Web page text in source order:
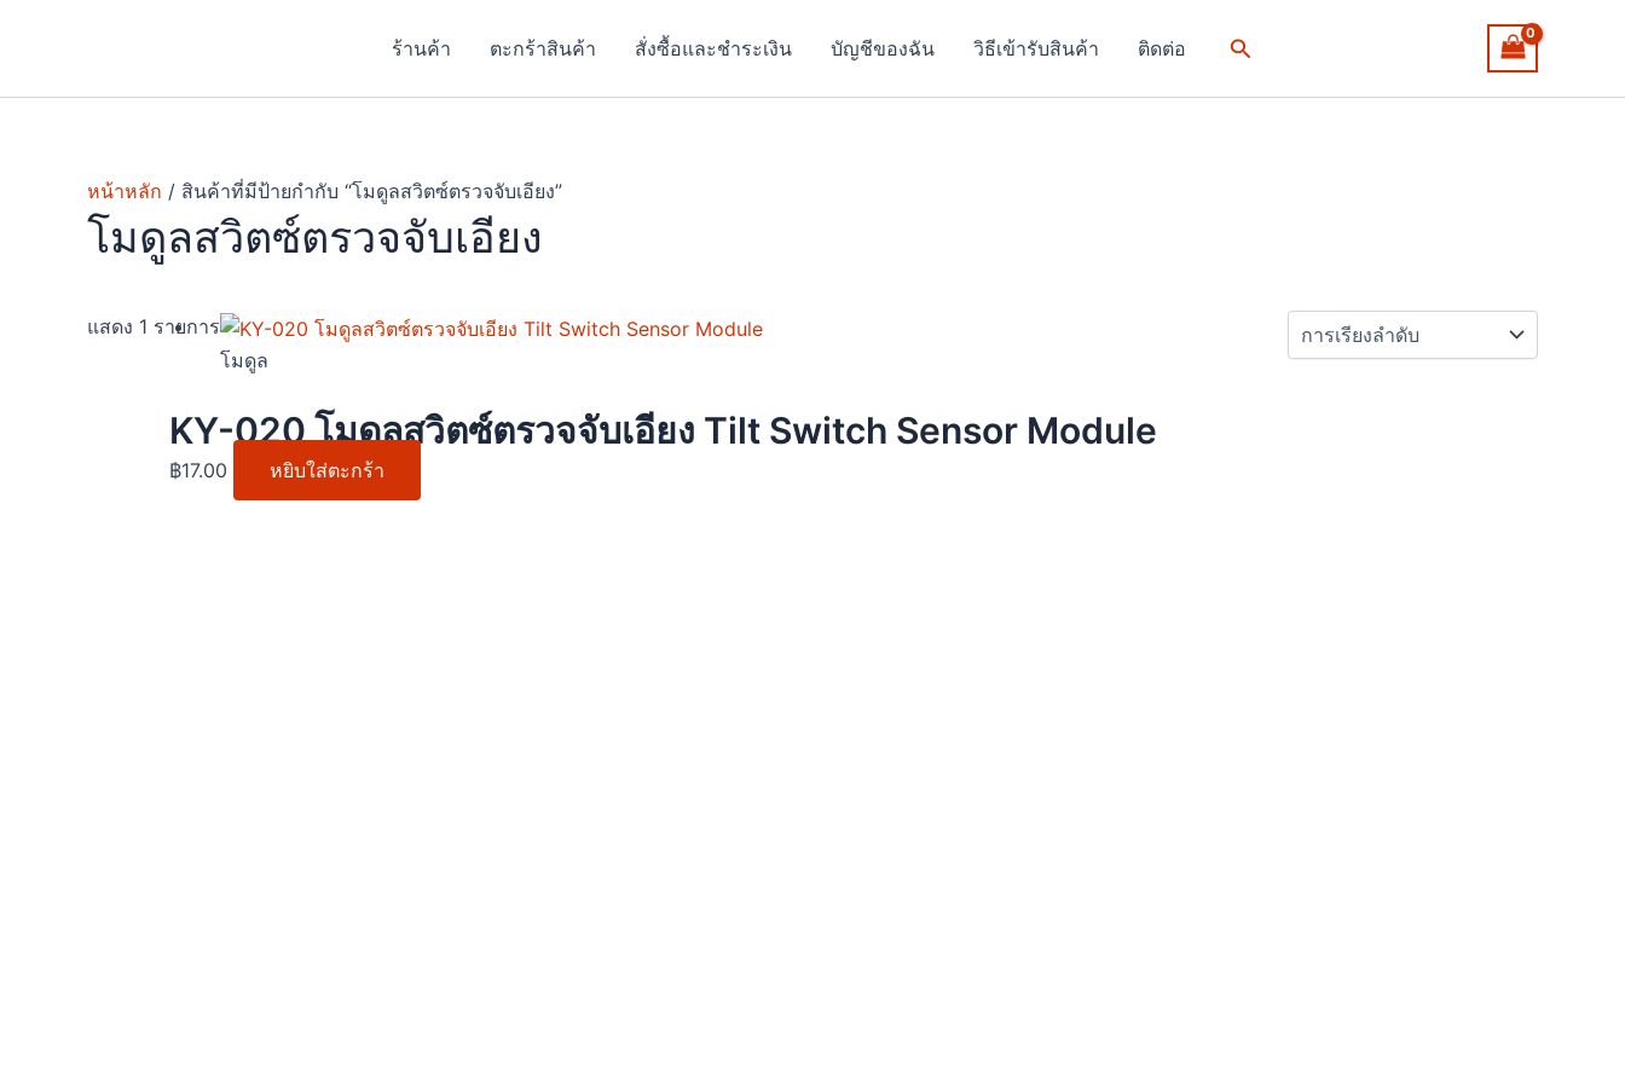
ร้านค้า ตะกร้าสินค้า สั่งซื้อและชำระเงิน บัญชีของฉัน วิธีเข้ารับสินค้า ติดต่อ Search
หน้าหลัก / สินค้าที่มีป้ายกำกับ “โมดูลสวิตซ์ตรวจจับเอียง”
โมดูลสวิตซ์ตรวจจับเอียง
แสดง 1 รายการ
โมดูล
KY-020 โมดูลสวิตซ์ตรวจจับเอียง Tilt Switch Sensor Module
฿17.00 หยิบใส่ตะกร้า